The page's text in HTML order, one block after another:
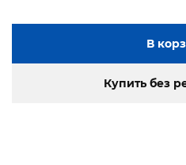
В
Купить без